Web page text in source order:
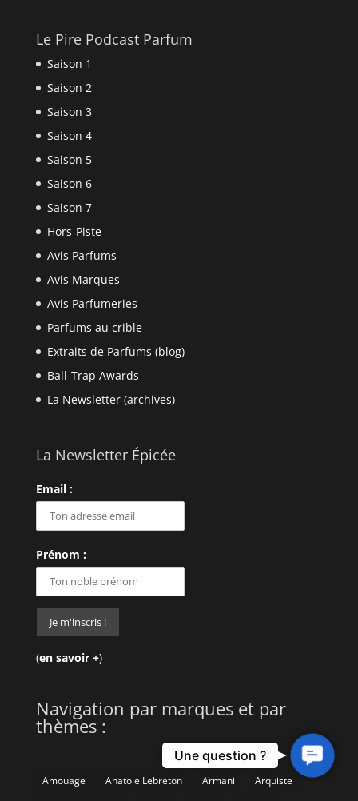
Le Pire Podcast Parfum
Saison 1
Saison 2
Saison 3
Saison 4
Saison 5
Saison 6
Saison 7
Hors-Piste
Avis Parfums
Avis Marques
Avis Parfumeries
Parfums au crible
Extraits de Parfums (blog)
Ball-Trap Awards
La Newsletter (archives)
La Newsletter Épicée
Email :
Prénom :
(en savoir +)
Navigation par marques et par
thèmes :
Amouage Anatole Lebreton Armani
Arquiste
Contact
Us
Une question ?